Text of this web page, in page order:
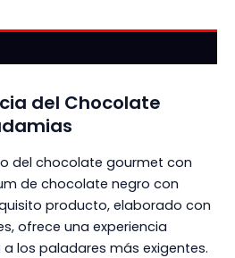
del Chocolate
del chocolate gourmet con
de chocolate negro con
producto, elaborado con
ofrece una experiencia
los paladares más exigentes.